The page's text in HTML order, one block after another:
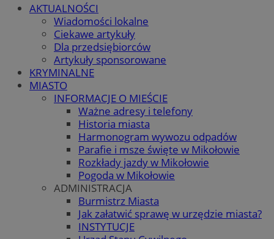
AKTUALNOŚCI
Wiadomości lokalne
Ciekawe artykuły
Dla przedsiębiorców
Artykuły sponsorowane
KRYMINALNE
MIASTO
INFORMACJE O MIEŚCIE
Ważne adresy i telefony
Historia miasta
Harmonogram wywozu odpadów
Parafie i msze święte w Mikołowie
Rozkłady jazdy w Mikołowie
Pogoda w Mikołowie
ADMINISTRACJA
Burmistrz Miasta
Jak załatwić sprawę w urzędzie miasta?
INSTYTUCJE